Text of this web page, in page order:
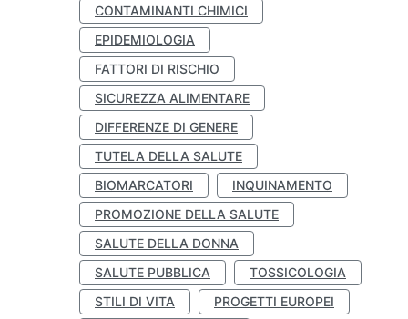
CONTAMINANTI CHIMICI
EPIDEMIOLOGIA
FATTORI DI RISCHIO
SICUREZZA ALIMENTARE
DIFFERENZE DI GENERE
TUTELA DELLA SALUTE
BIOMARCATORI
INQUINAMENTO
PROMOZIONE DELLA SALUTE
SALUTE DELLA DONNA
SALUTE PUBBLICA
TOSSICOLOGIA
STILI DI VITA
PROGETTI EUROPEI